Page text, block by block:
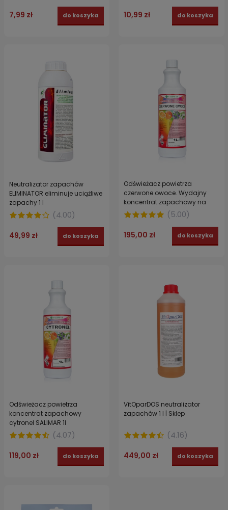
7,99 zł do koszyka 10,99 zł do koszyka
Neutralizator zapachów
ELIMINATOR eliminuje uciążliwe
zapachy 1 l
(4.00)
49,99 zł do koszyka
Odświeżacz powietrza
czerwone owoce. Wydajny
koncentrat zapachowy na
1000l roztworu SALIMAR 1l
(5.00)
195,00 zł do koszyka
Odświeżacz powietrza
koncentrat zapachowy
cytronel SALIMAR 1l
(4.07)
119,00 zł do koszyka
VitOparDOS neutralizator
zapachów 1 l | Sklep
(4.16)
449,00 zł do koszyka